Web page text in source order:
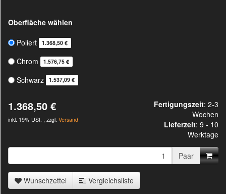
Oberfläche wählen
Poliert
1.368,50 €
Chrom 1.576,75 €
Schwarz 1.537,09 €
1.368,50 €
inkl. 19% USt. , zzgl. Versand
Fertigungszeit: 2-3
Wochen
Lieferzeit: 9 - 10
Werktage
Paar
Wunschzettel Vergleichsliste